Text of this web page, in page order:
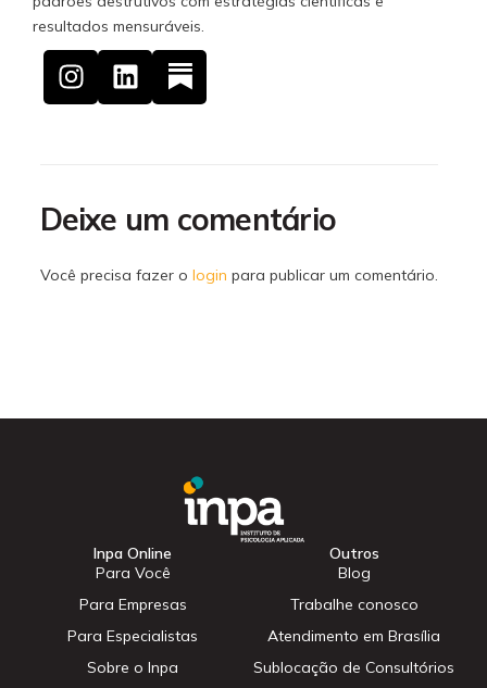
resultados mensuráveis.
Deixe um comentário
Você precisa fazer o login para publicar um comentário.
Inpa Online
Para Você
Para Empresas
Para Especialistas
Sobre o Inpa
Outros
Blog
Trabalhe conosco
Atendimento em Brasília
Sublocação de Consultórios